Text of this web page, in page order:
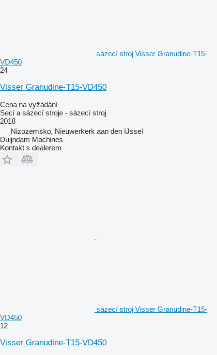
sázecí stroj Visser Granudine-T15-
VD450
24
Visser Granudine-T15-VD450
Cena na vyžádání
Secí a sázecí stroje - sázecí stroj
2018
Nizozemsko, Nieuwerkerk aan den IJssel
Duijndam Machines
Kontakt s dealerem
sázecí stroj Visser Granudine-T15-
VD450
12
Visser Granudine-T15-VD450